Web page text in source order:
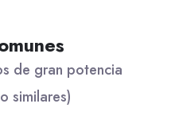
de gran potencia
similares)